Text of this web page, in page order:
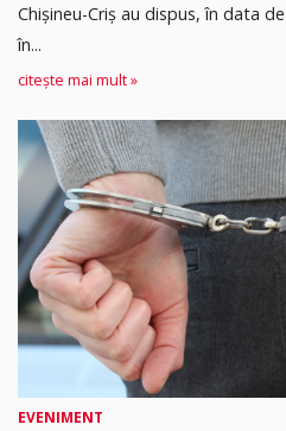
Chișineu-Criș au dispus, în data
în...
citește mai mult »
EVENIMENT